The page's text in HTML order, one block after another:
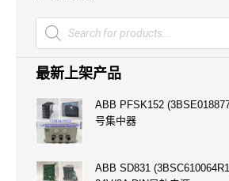
Products
search
最新上架产品
ABB PFSK152
号集中器
ABB SD831